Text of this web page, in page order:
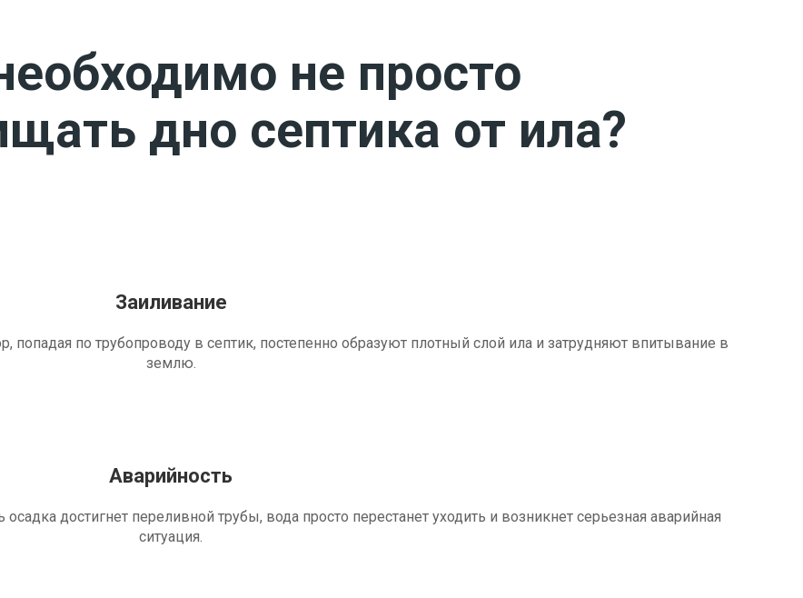
не просто
дно септика от ила?
Заиливание
по трубопроводу в септик, постепенно образуют плотный слой ила и затрудняют впитывание в
землю.
Аварийность
достигнет переливной трубы, вода просто перестанет уходить и возникнет серьезная аварийная
ситуация.